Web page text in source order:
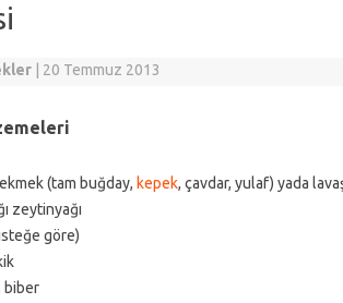
20 Temmuz 2013
(tam buğday, kepek, çavdar, yulaf) yada
zeytinyağı
göre)
biber